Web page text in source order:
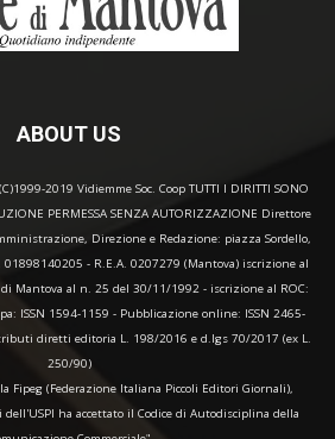
ABOUT US
2019 Vidiemme Soc. Coop TUTTI I DIRITTI SONO
PERMESSA SENZA AUTORIZZAZIONE Direttore
Direzione e Redazione: piazza Sordello,
01898140205 - R.E.A. 0207279 (Mantova) iscrizione al
Mantova al n. 25 del 30/11/1992 - iscrizione al ROC:
ISSN 1594-1159 - Pubblicazione online: ISSN 2465-
diretti editoria L. 198/2016 e d.lgs 70/2017 (ex L.
250/90)
Fipeg (Federazione Italiana Piccoli Editori Giornali),
ha accettato il Codice di Autodisciplina della